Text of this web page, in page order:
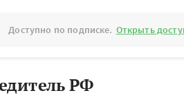
Доступно по подписке. Открыть
РФ